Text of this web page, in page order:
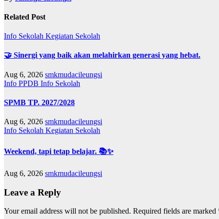
Related Post
Info Sekolah Kegiatan Sekolah
🤝 Sinergi yang baik akan melahirkan generasi yang hebat.
Aug 6, 2026 smkmudacileungsi
Info PPDB Info Sekolah
SPMB TP. 2027/2028
Aug 6, 2026 smkmudacileungsi
Info Sekolah Kegiatan Sekolah
Weekend, tapi tetap belajar. 📚✨
Aug 6, 2026 smkmudacileungsi
Leave a Reply
Your email address will not be published. Required fields are marked